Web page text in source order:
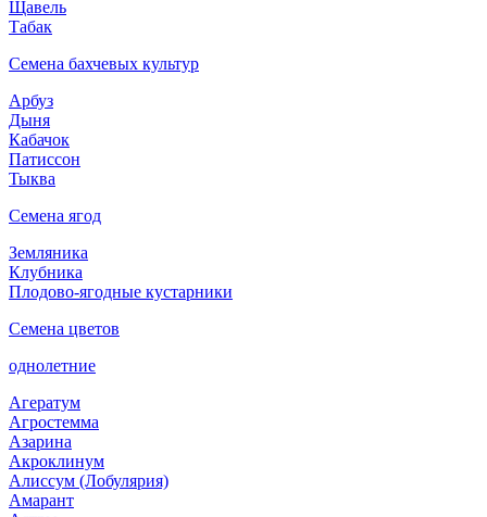
Щавель
Табак
Семена бахчевых культур
Арбуз
Дыня
Кабачок
Патиссон
Тыква
Семена ягод
Земляника
Клубника
Плодово-ягодные кустарники
Семена цветов
однолетние
Агератум
Агростемма
Азарина
Акроклинум
Алиссум (Лобулярия)
Амарант